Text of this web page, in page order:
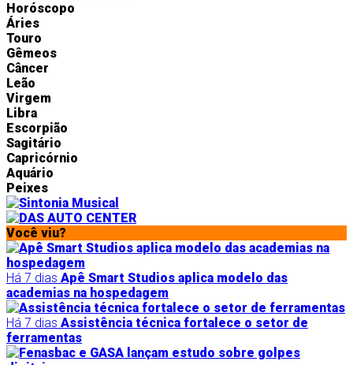
Horóscopo
Áries
Touro
Gêmeos
Câncer
Leão
Virgem
Libra
Escorpião
Sagitário
Capricórnio
Aquário
Peixes
Você viu?
Há 7 dias Apê Smart Studios aplica modelo das
academias na hospedagem
Há 7 dias Assistência técnica fortalece o setor de
ferramentas